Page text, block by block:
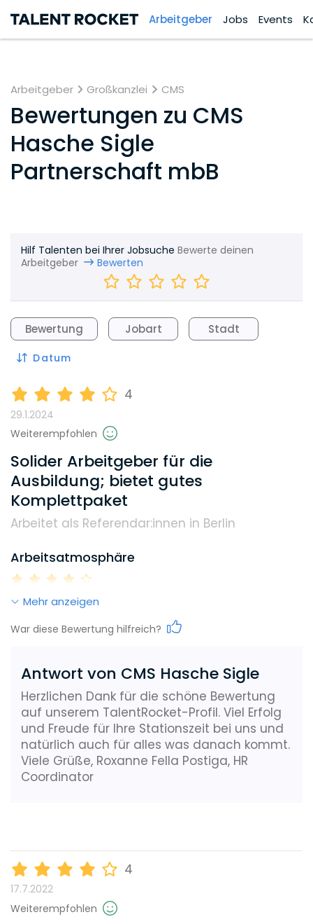
Arbeitgeber Jobs Events
Arbeitgeber Großkanzlei CMS
Bewertungen zu CMS
Hasche Sigle
Partnerschaft mbB
Hilf Talenten bei Ihrer Jobsuche Bewerte deinen
Arbeitgeber
Bewerten
Bewertung Jobart Stadt
Datum
4
29.1.2024
Weiterempfohlen
Solider Arbeitgeber für die
Ausbildung; bietet gutes
Komplettpaket
Arbeitet als Referendar:innen in Berlin
Arbeitsatmosphäre
Karrieremöglichkeiten
Gehalt
Reputation
Diversity
Mehr anzeigen
War diese Bewertung hilfreich?
Antwort von CMS Hasche Sigle
Herzlichen Dank für die schöne Bewertung
auf unserem TalentRocket-Profil. Viel Erfolg
und Freude für Ihre Stationszeit bei uns und
natürlich auch für alles was danach kommt.
Viele Grüße, Roxanne Fella Postiga, HR
Coordinator
4
17.7.2022
Weiterempfohlen